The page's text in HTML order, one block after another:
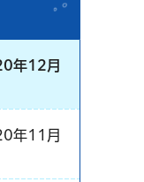
年12月
年11月